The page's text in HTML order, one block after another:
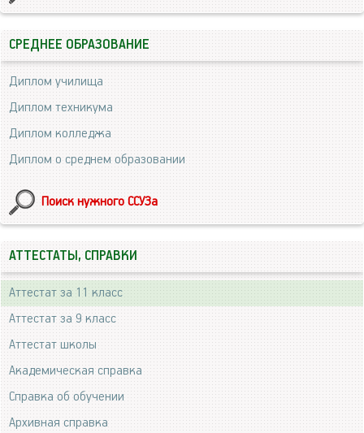
СРЕДНЕЕ ОБРАЗОВАНИЕ
Диплом училища
Диплом техникума
Диплом колледжа
Диплом о среднем образовании
Поиск нужного ССУЗа
АТТЕСТАТЫ, СПРАВКИ
Аттестат за 11 класс
Аттестат за 9 класс
Аттестат школы
Академическая справка
Справка об обучении
Архивная справка